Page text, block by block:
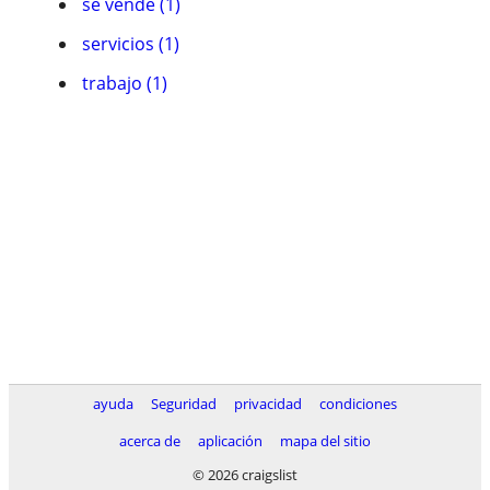
servicios (1)
trabajo (1)
ayuda Seguridad privacidad
condiciones
acerca de
aplicación
mapa del sitio
© 2026 craigslist